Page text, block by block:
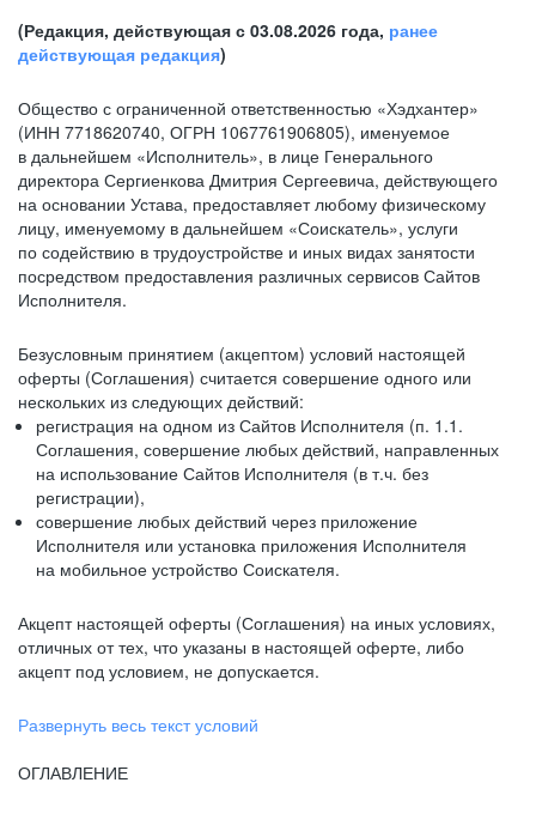
(Редакция, действующая с 03.08.2026 года, ранее
действующая редакция)
Общество с ограниченной ответственностью «Хэдхантер»
(ИНН 7718620740, ОГРН 1067761906805), именуемое
в дальнейшем «Исполнитель», в лице Генерального
директора Сергиенкова Дмитрия Сергеевича, действующего
на основании Устава, предоставляет любому физическому
лицу, именуемому в дальнейшем «Соискатель», услуги
по содействию в трудоустройстве и иных видах занятости
посредством предоставления различных сервисов Сайтов
Исполнителя.
Безусловным принятием (акцептом) условий настоящей
оферты (Соглашения) считается совершение одного или
нескольких из следующих действий:
регистрация на одном из Сайтов Исполнителя (п. 1.1.
Соглашения, совершение любых действий, направленных
на использование Сайтов Исполнителя (в т.ч. без
регистрации),
совершение любых действий через приложение
Исполнителя или установка приложения Исполнителя
на мобильное устройство Соискателя.
Акцепт настоящей оферты (Соглашения) на иных условиях,
отличных от тех, что указаны в настоящей оферте, либо
акцепт под условием, не допускается.
Развернуть весь текст условий
ОГЛАВЛЕНИЕ